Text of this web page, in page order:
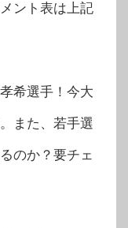
ント表は上記
希選手！今大
また、若手選
のか？要チェ